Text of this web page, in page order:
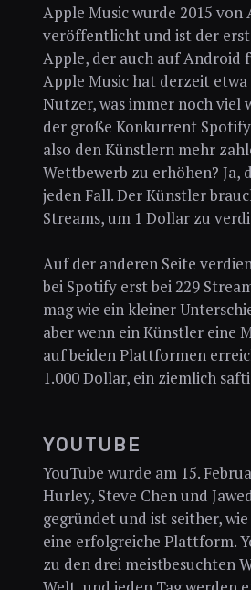
Apple Music wurde 2015 von
veröffentlicht und ist der
Apple, der auch auf Android
Apple Music hat derzeit
Nutzer, was immer noch viel
der große Konkurrent
also den Künstlern mehr
Wettbewerb zu erhöhen? Ja,
jeden Fall. Der Künstler
Streams, um 1 Dollar zu
Auf der anderen Seite
bei Spotify erst bei 229
mag wie ein kleiner
aber wenn ein Künstler eine
auf beiden Plattformen
1.000 Dollar, ein ziemlich
YOUTUBE
YouTube wurde am 15.
Hurley, Steve Chen und
gegründet und ist seither, wie
eine erfolgreiche Plattform.
zu den drei meistbesuchten